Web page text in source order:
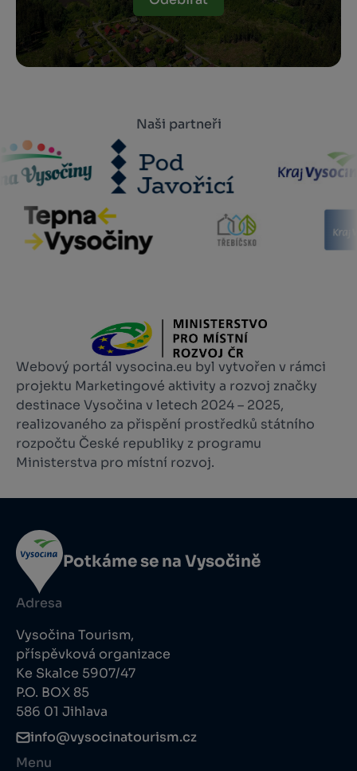
Naši partneři
Webový portál vysocina.eu byl vytvořen v rámci
projektu Marketingové aktivity a rozvoj značky
destinace Vysočina v letech 2024 – 2025,
realizovaného za přispění prostředků státního
rozpočtu České republiky z programu
Ministerstva pro místní rozvoj.
Potkáme se na Vysočině
Adresa
Vysočina Tourism,
příspěvková organizace
Ke Skalce 5907/47
P.O. BOX 85
586 01 Jihlava
info@vysocinatourism.cz
Menu